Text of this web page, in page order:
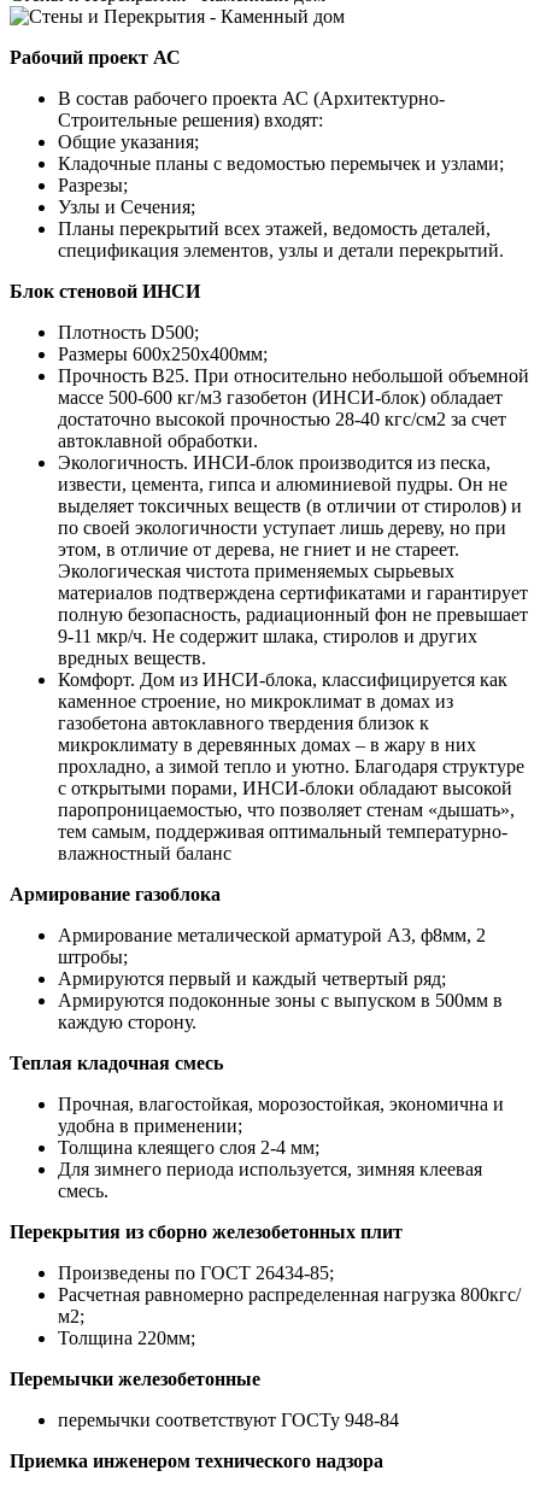
Рабочий проект АС
В состав рабочего проекта АС (Архитектурно-
Строительные решения) входят:
Общие указания;
Кладочные планы с ведомостью перемычек и узлами;
Разрезы;
Узлы и Сечения;
Планы перекрытий всех этажей, ведомость деталей,
спецификация элементов, узлы и детали перекрытий.
Блок стеновой ИНСИ
Плотность D500;
Размеры 600х250х400мм;
Прочность B25. При относительно небольшой объемной
массе 500-600 кг/м3 газобетон (ИНСИ-блок) обладает
достаточно высокой прочностью 28-40 кгс/см2 за счет
автоклавной обработки.
Экологичность. ИНСИ-блок производится из песка,
извести, цемента, гипса и алюминиевой пудры. Он не
выделяет токсичных веществ (в отличии от стиролов) и
по своей экологичности уступает лишь дереву, но при
этом, в отличие от дерева, не гниет и не стареет.
Экологическая чистота применяемых сырьевых
материалов подтверждена сертификатами и гарантирует
полную безопасность, радиационный фон не превышает
9-11 мкр/ч. Не содержит шлака, стиролов и других
вредных веществ.
Комфорт. Дом из ИНСИ-блока, классифицируется как
каменное строение, но микроклимат в домах из
газобетона автоклавного твердения близок к
микроклимату в деревянных домах – в жару в них
прохладно, а зимой тепло и уютно. Благодаря структуре
с открытыми порами, ИНСИ-блоки обладают высокой
паропроницаемостью, что позволяет стенам «дышать»,
тем самым, поддерживая оптимальный температурно-
влажностный баланс
Армирование газоблока
Армирование металической арматурой А3, ф8мм, 2
штробы;
Армируются первый и каждый четвертый ряд;
Армируются подоконные зоны с выпуском в 500мм в
каждую сторону.
Теплая кладочная смесь
Прочная, влагостойкая, морозостойкая, экономична и
удобна в применении;
Толщина клеящего слоя 2-4 мм;
Для зимнего периода используется, зимняя клеевая
смесь.
Перекрытия из сборно железобетонных плит
Произведены по ГОСТ 26434-85;
Расчетная равномерно распределенная нагрузка 800кгс/
м2;
Толщина 220мм;
Перемычки железобетонные
перемычки соответствуют ГОСТу 948-84
Приемка инженером технического надзора